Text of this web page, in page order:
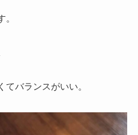
バランスがいい。